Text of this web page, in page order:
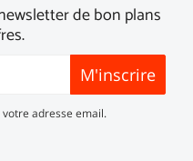
de bon plans
M'inscrire
adresse email.